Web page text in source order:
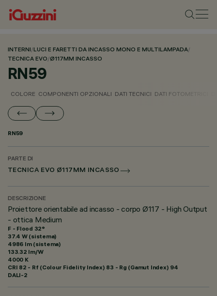
INTERNI/LUCI E FARETTI DA INCASSO MONO E MULTILAMPADA/
TECNICA EVO/Ø117MM INCASSO
RN59
COLORE COMPONENTI OPZIONALI DATI TECNICI DATI FOTOMETRICI
RN59
PARTE DI
TECNICA EVO Ø117MM INCASSO
DESCRIZIONE
Proiettore orientabile ad incasso - corpo Ø117 - High Output
- ottica Medium
F - Flood 32°
37.4 W (sistema)
4986 lm (sistema)
133.32 lm/W
4000 K
CRI 82 - Rf (Colour Fidelity Index) 83 - Rg (Gamut Index) 94
DALI-2